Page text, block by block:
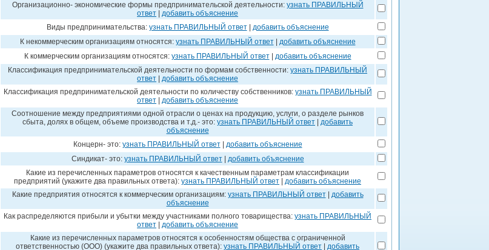
Организационно- экономические формы предпринимательской деятельности: узнать ПРАВИЛЬНЫЙ
ответ
добавить объяснение
Виды предпринимательства: узнать ПРАВИЛЬНЫЙ ответ| добавить объяснение
К некоммерческим организациям относятся: узнать ПРАВИЛЬНЫЙ ответ| добавить объяснение
К коммерческим организациям относятся: узнать ПРАВИЛЬНЫЙ ответ| добавить объяснение
Классификация предпринимательской деятельности по формам собственности: узнать ПРАВИЛЬНЫЙ
ответ
добавить объяснение
Классификация предпринимательской деятельности по количеству собственников: узнать ПРАВИЛЬНЫЙ
ответ
добавить объяснение
Соотношение между предприятиями одной отрасли о ценах на продукцию, услуги, о разделе рынков
сбыта, долях в общем, объеме производства и т.д.- это: узнать ПРАВИЛЬНЫЙ ответ
добавить
объяснение
Концерн- это: узнать ПРАВИЛЬНЫЙ ответ| добавить объяснение
Синдикат- это: узнать ПРАВИЛЬНЫЙ ответ| добавить объяснение
Какие из перечисленных параметров относятся к качественным параметрам классификации
предприятий (укажите два правильных ответа): узнать ПРАВИЛЬНЫЙ ответ добавить объяснение
Какие предприятия относятся к коммерческим организациям: узнать ПРАВИЛЬНЫЙ ответ| добавить
объяснение
Как распределяются прибыли и убытки между участниками полного товарищества: узнать ПРАВИЛЬНЫЙ
ответ
добавить объяснение
Какие из перечисленных параметров относятся к особенностям общества с ограниченной
ответственностью (ООО) (укажите два правильных ответа): узнать ПРАВИЛЬНЫЙ ответ
добавить